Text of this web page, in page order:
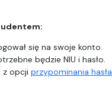
się na swoje konto.
będzie NIU i hasło.
z opcji przypominania hasła